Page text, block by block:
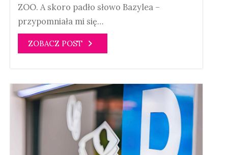
ZOO. A skoro padło słowo Bazylea –
przypomniała mi się…
ZOBACZ POST